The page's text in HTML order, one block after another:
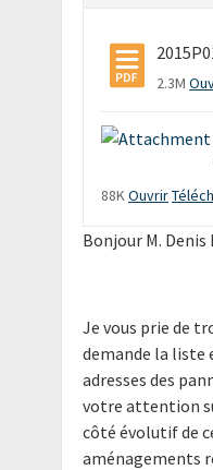
2.3M
88K Ouvrir
Bonjour M. Denis
Je vous prie de
demande la liste
adresses des
votre attention
côté évolutif de
aménagements